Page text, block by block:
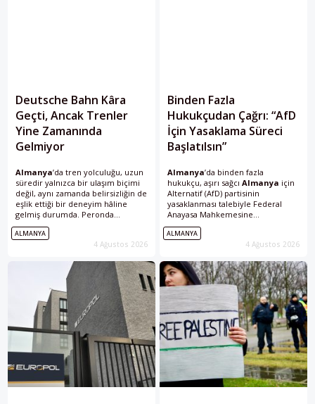
Deutsche Bahn Kâra
Geçti, Ancak Trenler
Yine Zamanında
Gelmiyor
Almanya’da tren yolculuğu, uzun
süredir yalnızca bir ulaşım biçimi
değil, aynı zamanda belirsizliğin de
eşlik ettiği bir deneyim hâline
gelmiş durumda. Peronda
bekleyen yolcular için “gecikme”,
“aktarma yapılacak trenin
ALMANYA
4 Ağustos 2026
Binden Fazla
Hukukçudan Çağrı: “AfD
İçin Yasaklama Süreci
Başlatılsın”
Almanya’da binden fazla
hukukçu, aşırı sağcı Almanya için
Alternatif (AfD) partisinin
yasaklanması talebiyle Federal
Anayasa Mahkemesine
başvurulmasını istedi.
Cumhuriyetçi Avukatlar Derneği
(Republikanischer Anwältinnen-
1051 avukat,...
ALMANYA
4 Ağustos 2026